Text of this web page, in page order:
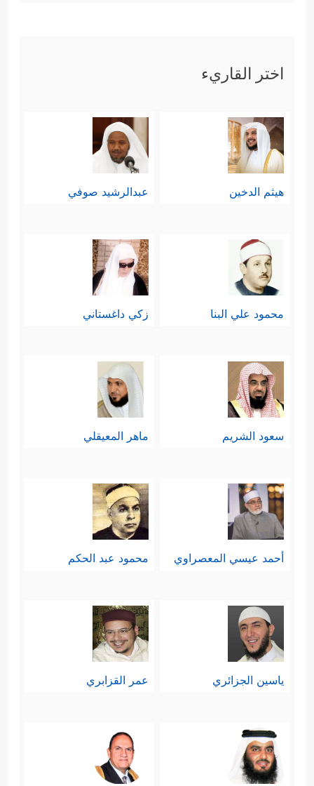
اختر القاريء
هيثم الدخين عبدالرشيد صوفي
محمود علي البنا زكي داغستاني
سعود الشريم ماهر المعيقلي
أحمد عيسي المعصراوي محمود عبد الحكم
ياسين الجزائري عمر القزابري